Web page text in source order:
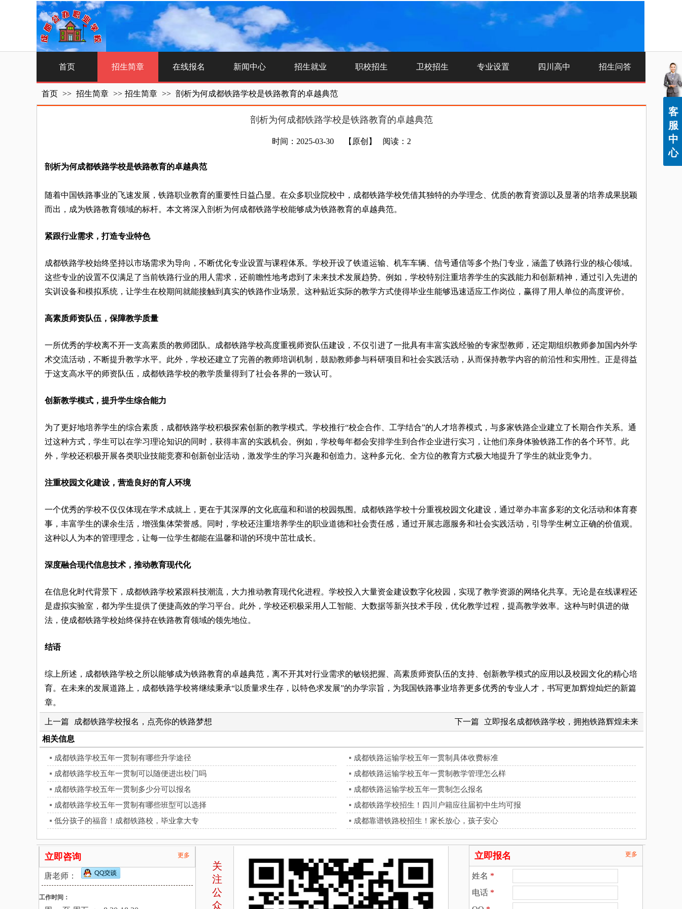
首页 招生简章 在线报名 新闻中心 招生就业 职校招生 卫校招生 专业设置 四川高中 招生问答
首页 >> 招生简章 >> 招生简章 >> 剖析为何成都铁路学校是铁路教育的卓越典范
剖析为何成都铁路学校是铁路教育的卓越典范
时间：2025-03-30 【原创】 阅读：2
剖析为何成都铁路学校是铁路教育的卓越典范
随着中国铁路事业的飞速发展，铁路职业教育的重要性日益凸显。在众多职业院校中，成都铁路学校凭借其独特的办学理念、优质的教育资源以及显著的培养成果脱颖
而出，成为铁路教育领域的标杆。本文将深入剖析为何成都铁路学校能够成为铁路教育的卓越典范。
紧跟行业需求，打造专业特色
成都铁路学校始终坚持以市场需求为导向，不断优化专业设置与课程体系。学校开设了铁道运输、机车车辆、信号通信等多个热门专业，涵盖了铁路行业的核心领域。
这些专业的设置不仅满足了当前铁路行业的用人需求，还前瞻性地考虑到了未来技术发展趋势。例如，学校特别注重培养学生的实践能力和创新精神，通过引入先进的
实训设备和模拟系统，让学生在校期间就能接触到真实的铁路作业场景。这种贴近实际的教学方式使得毕业生能够迅速适应工作岗位，赢得了用人单位的高度评价。
高素质师资队伍，保障教学质量
一所优秀的学校离不开一支高素质的教师团队。成都铁路学校高度重视师资队伍建设，不仅引进了一批具有丰富实践经验的专家型教师，还定期组织教师参加国内外学
术交流活动，不断提升教学水平。此外，学校还建立了完善的教师培训机制，鼓励教师参与科研项目和社会实践活动，从而保持教学内容的前沿性和实用性。正是得益
于这支高水平的师资队伍，成都铁路学校的教学质量得到了社会各界的一致认可。
创新教学模式，提升学生综合能力
为了更好地培养学生的综合素质，成都铁路学校积极探索创新的教学模式。学校推行“校企合作、工学结合”的人才培养模式，与多家铁路企业建立了长期合作关系。通
过这种方式，学生可以在学习理论知识的同时，获得丰富的实践机会。例如，学校每年都会安排学生到合作企业进行实习，让他们亲身体验铁路工作的各个环节。此
外，学校还积极开展各类职业技能竞赛和创新创业活动，激发学生的学习兴趣和创造力。这种多元化、全方位的教育方式极大地提升了学生的就业竞争力。
注重校园文化建设，营造良好的育人环境
一个优秀的学校不仅仅体现在学术成就上，更在于其深厚的文化底蕴和和谐的校园氛围。成都铁路学校十分重视校园文化建设，通过举办丰富多彩的文化活动和体育赛
事，丰富学生的课余生活，增强集体荣誉感。同时，学校还注重培养学生的职业道德和社会责任感，通过开展志愿服务和社会实践活动，引导学生树立正确的价值观。
这种以人为本的管理理念，让每一位学生都能在温馨和谐的环境中茁壮成长。
深度融合现代信息技术，推动教育现代化
在信息化时代背景下，成都铁路学校紧跟科技潮流，大力推动教育现代化进程。学校投入大量资金建设数字化校园，实现了教学资源的网络化共享。无论是在线课程还
是虚拟实验室，都为学生提供了便捷高效的学习平台。此外，学校还积极采用人工智能、大数据等新兴技术手段，优化教学过程，提高教学效率。这种与时俱进的做
法，使成都铁路学校始终保持在铁路教育领域的领先地位。
结语
综上所述，成都铁路学校之所以能够成为铁路教育的卓越典范，离不开其对行业需求的敏锐把握、高素质师资队伍的支持、创新教学模式的应用以及校园文化的精心培
育。在未来的发展道路上，成都铁路学校将继续秉承“以质量求生存，以特色求发展”的办学宗旨，为我国铁路事业培养更多优秀的专业人才，书写更加辉煌灿烂的新篇
章。
上一篇 成都铁路学校报名，点亮你的铁路梦想 下一篇
立即报名成都铁路学校，拥抱铁路辉煌未来
相关信息
成都铁路学校五年一贯制有哪些升学途径
成都铁路运输学校五年一贯制具体收费标准
成都铁路学校五年一贯制可以随便进出校门吗
成都铁路运输学校五年一贯制教学管理怎么样
成都铁路学校五年一贯制多少分可以报名
成都铁路运输学校五年一贯制怎么报名
成都铁路学校五年一贯制有哪些班型可以选择
成都铁路学校招生！四川户籍应往届初中生均可报
低分孩子的福音！成都铁路校，毕业拿大专
成都靠谱铁路校招生！家长放心，孩子安心
立即咨询 更多
唐老师：
工作时间：
立即报名 更多
姓名 *
电话 *
关
注
公
众
客
服
中
心